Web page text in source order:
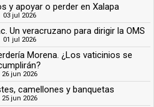
y apoyar o perder en Xalapa
03 jul 2026
Un veracruzano para dirigir la OMS
01 jul 2026
Morena. ¿Los vaticinios se
26 jun 2026
camellones y banquetas
25 jun 2026